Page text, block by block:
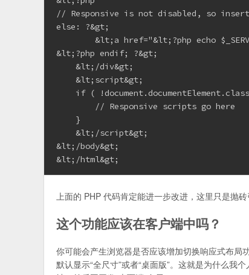
// Responsive is not disabled, so
else: ?&gt;
&lt;a href="&lt;?php echo
&lt;?php endif; ?&gt;
    &lt;/div&gt;
    &lt;script&gt;
if (
        // Responsive scripts go here
    }
    &lt;/script&gt;
&lt;/body&gt;
上面的 PHP 代码肯定能进一步改进，这里只是抛
这个功能应该在客户端中吗？
你可能会产生浏览器是否应该增加切换响应式布局
默认显示“全尺寸”或者“桌面版”。这就是为什么我